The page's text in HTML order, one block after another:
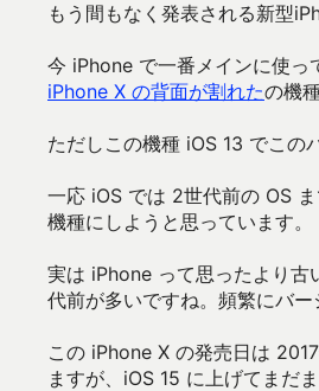
もう間もなく発表される新型
今 iPhone で一番メインに使っ
iPhone X の背面が割れたの機
ただしこの機種 iOS 13 でこの
一応 iOS では 2世代前の OS
機種にしようと思っています。
実は iPhone って思ったより古
代前が多いですね。頻繁にバ
この iPhone X の発売日は
ますが、iOS 15 に上げてまだ